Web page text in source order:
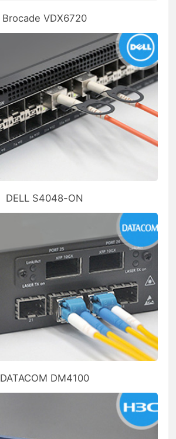
Brocade VDX6720
DELL S4048-ON
DATACOM DM4100